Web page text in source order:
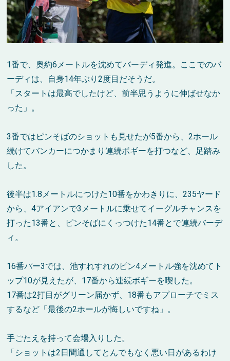
1番で、奥約6メートルを沈めてバーディ発進。ここでのバ
ーディは、自身14年ぶり2度目だそうだ。
「スタートは最高でしたけど、前半思うように伸ばせなか
った」。
3番ではピンそばのショットも見せたが5番から、2ホール
続けてバンカーにつかまり連続ボギーを打つなど、足踏み
した。
後半は1.8メートルにつけた10番をかわきりに、235ヤード
から、4アイアンで3メートルに乗せてイーグルチャンスを
打った13番と、ピンそばにくっつけた14番とで連続バーデ
ィ。
16番パー3では、池すれすれのピン4メートル強を沈めてト
ップ10が見えたが、17番から連続ボギーを喫した。
17番は2打目がグリーン届かず、18番もアプローチでミス
するなど「最後の2ホールが悔しいですね」。
手ごたえを持って会場入りした。
「ショットは2日間通してとんでもなく悪い日があるわけ